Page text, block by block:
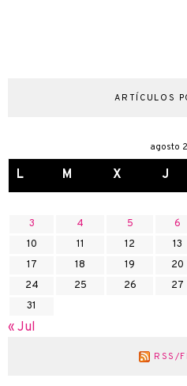
ARTÍCULOS
agosto
L M X J
3
4 5 6
10
11 12 13
17
18 19 20
24
25 26 27
31
« Jul
RSS/